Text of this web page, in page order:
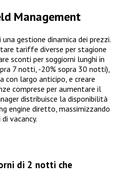
Management
gestione dinamica dei prezzi.
tariffe diverse per stagione
sconti per soggiorni lunghi in
7 notti, -20% sopra 30 notti),
con largo anticipo, e creare
comprese per aumentare il
distribuisce la disponibilità
engine diretto, massimizzando
vacancy.
di 2 notti che